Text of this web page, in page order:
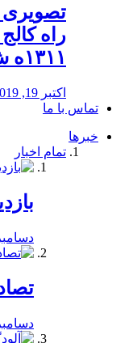
️تصویری
راه
۱۳۱۱ه ش
اکتبر 19, 2019
تماس با ما
خبرها
تمام اخبار
دسامبر 24,
دسامبر 24,